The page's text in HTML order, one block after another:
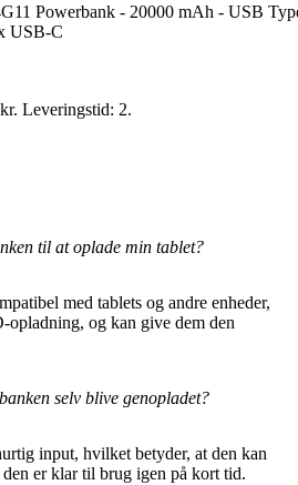
Powerbank - 20000 mAh - USB
USB-C
Leveringstid: 2.
til at oplade min tablet?
med tablets og andre enheder,
opladning, og kan give dem den
selv blive genopladet?
input, hvilket betyder, at den kan
er klar til brug igen på kort tid.